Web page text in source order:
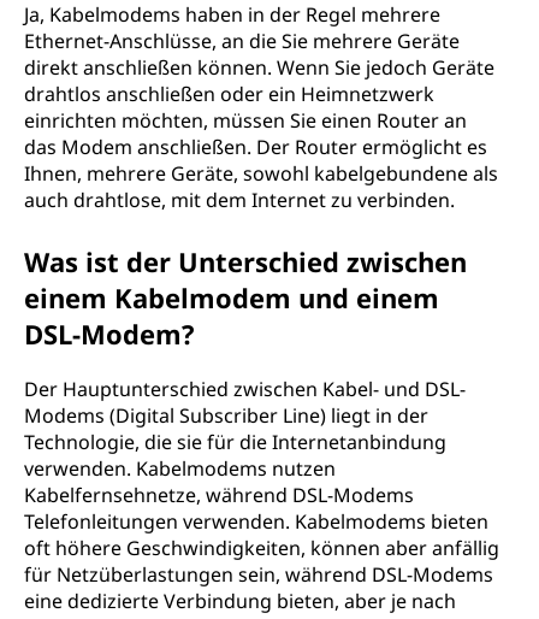
Ja, Kabelmodems haben in der Regel mehrere
Ethernet-Anschlüsse, an die Sie mehrere Geräte
direkt anschließen können. Wenn Sie jedoch Geräte
drahtlos anschließen oder ein Heimnetzwerk
einrichten möchten, müssen Sie einen Router an
das Modem anschließen. Der Router ermöglicht es
Ihnen, mehrere Geräte, sowohl kabelgebundene als
auch drahtlose, mit dem Internet zu verbinden.
Was ist der Unterschied zwischen
einem Kabelmodem und einem
DSL-Modem?
Der Hauptunterschied zwischen Kabel- und DSL-
Modems (Digital Subscriber Line) liegt in der
Technologie, die sie für die Internetanbindung
verwenden. Kabelmodems nutzen
Kabelfernsehnetze, während DSL-Modems
Telefonleitungen verwenden. Kabelmodems bieten
oft höhere Geschwindigkeiten, können aber anfällig
für Netzüberlastungen sein, während DSL-Modems
eine dedizierte Verbindung bieten, aber je nach